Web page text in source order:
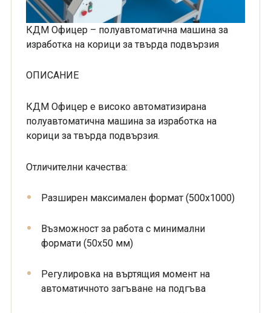
КДМ Офицер – полуавтоматична машина за
изработка на корици за твърда подвързия
ОПИСАНИЕ
КДМ Офицер е високо автоматизирана
полуавтоматична машина за изработка на
корици за твърда подвързия.
Отличителни качества:
Разширен максимален формат (500х1000)
Възможност за работа с минимални
формати (50х50 мм)
Регулировка на въртящия момент на
автоматичното загъване на подгъва